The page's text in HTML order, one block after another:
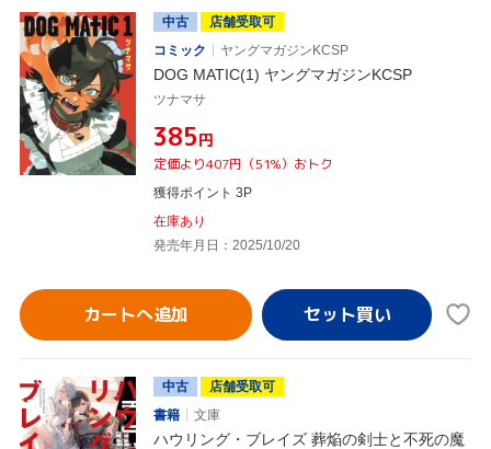
中古
店舗受取可
コミック
ヤングマガジンKCSP
DOG MATIC(1) ヤングマガジンKCSP
ツナマサ
¥385円
定価より407円（51%）おトク
獲得ポイント 3P
在庫あり
発売年月日：2025/10/20
カートへ追加
中古
店舗受取可
書籍
文庫
ハウリング・ブレイズ 葬焔の剣士と不死の魔